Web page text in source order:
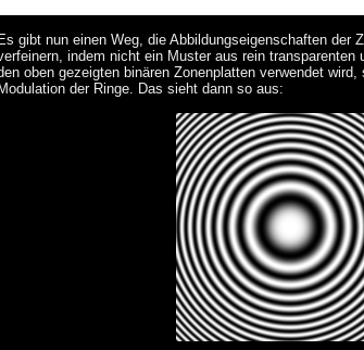
Es gibt nun einen Weg, die Abbildungseigenschaften der
indem nicht ein Muster aus rein transparenten
oben gezeigten binären Zonenplatten verwendet
Modulation der Ringe. Das sieht dann so aus: